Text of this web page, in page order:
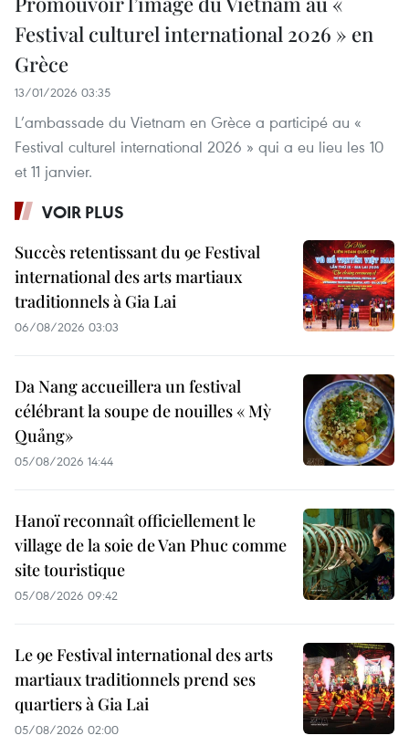
Festival culturel international 2026 » en
Grèce
13/01/2026 03:35
L’ambassade du Vietnam en Grèce a participé au «
Festival culturel international 2026 » qui a eu lieu les 10
et 11 janvier.
VOIR PLUS
Succès retentissant du 9e Festival
international des arts martiaux
traditionnels à Gia Lai
06/08/2026 03:03
Da Nang accueillera un festival
célébrant la soupe de nouilles « Mỳ
Quảng»
05/08/2026 14:44
Hanoï reconnaît officiellement le
village de la soie de Van Phuc comme
site touristique
05/08/2026 09:42
Le 9e Festival international des arts
martiaux traditionnels prend ses
quartiers à Gia Lai
05/08/2026 02:00